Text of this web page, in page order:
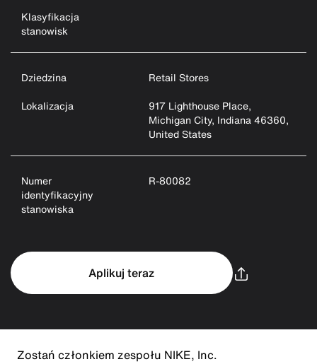
Klasyfikacja
stanowisk
Dziedzina
Retail Stores
Lokalizacja
917 Lighthouse Place,
Michigan City, Indiana 46360,
United States
Numer
identyfikacyjny
stanowiska
R-80082
Aplikuj teraz
Zostań członkiem zespołu NIKE, Inc.